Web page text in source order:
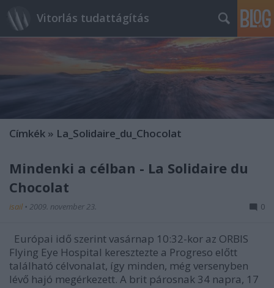
Vitorlás tudattágítás
Címkék » La_Solidaire_du_Chocolat
Mindenki a célban - La Solidaire du
Chocolat
isail • 2009. november 23. 0
Európai idő szerint vasárnap 10:32-kor az ORBIS
Flying Eye Hospital keresztezte a Progreso előtt
található célvonalat, így minden, még versenyben
lévő hajó megérkezett. A brit párosnak 34 napra, 17